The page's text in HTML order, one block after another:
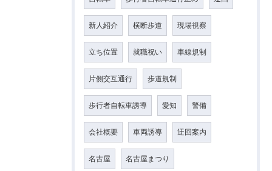
新人紹介 横断歩道 現場視察
立ち位置 就職祝い 車線規制
片側交互通行 歩道規制
歩行者自転車誘導 愛知 警備
会社概要 車両誘導 迂回案内
名古屋 名古屋まつり